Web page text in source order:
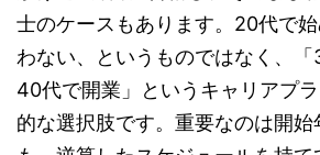
士のケースもあります。20代で
わない、というものではなく、
40代で開業」というキャリアプ
的な選択肢です。重要なのは開始